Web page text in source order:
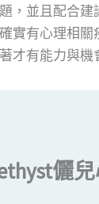
，並且配合建
實有心理相
才有能力與機
儷